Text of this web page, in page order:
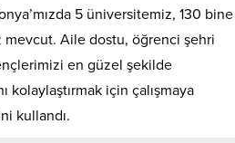
5 üniversitemiz, 130 bine
mevcut. Aile dostu, öğrenci şehri
en güzel şekilde
kolaylaştırmak için çalışmaya
kullandı.